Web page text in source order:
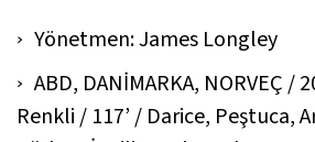
Yönetmen: James Longley
ABD, DANİMARKA, NORVEÇ /
Renkli / 117’ / Darice, Peştuca,